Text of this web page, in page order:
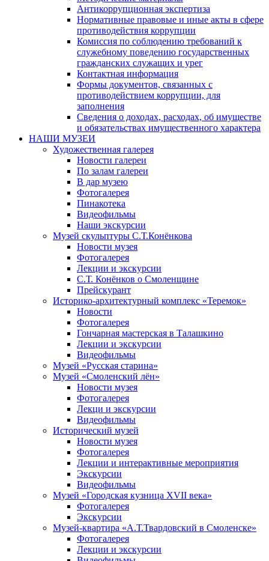
Антикоррупционная экспертиза
Нормативные правовые и иные акты в сфере
противодействия коррупции
Комиссия по соблюдению требований к
служебному поведению государственных
гражданских служащих и урег
Контактная информация
Формы документов, связанных с
противодействием коррупции, для
заполнения
Сведения о доходах, расходах, об имуществе
и обязательствах имущественного характера
НАШИ МУЗЕИ
Художественная галерея
Новости галереи
По залам галереи
В дар музею
Фотогалерея
Пинакотека
Видеофильмы
Наши экскурсии
Музей скульптуры С.Т.Конёнкова
Новости музея
Фотогалерея
Лекции и экскурсии
С.Т. Конёнков о Смоленщине
Прейскурант
Историко-архитектурный комплекс «Теремок»
Новости
Фотогалерея
Гончарная мастерская в Талашкино
Лекции и экскурсии
Видеофильмы
Музей «Русская старина»
Музей «Смоленский лён»
Новости музея
Фотогалерея
Лекци и экскурсии
Видеофильмы
Исторический музей
Новости музея
Фотогалерея
Лекции и интерактивные мероприятия
Экскурсии
Видеофильмы
Музей «Городская кузница XVII века»
Фотогалерея
Экскурсии
Музей-квартира «А.Т.Твардовский в Смоленске»
Фотогалерея
Лекции и экскурсии